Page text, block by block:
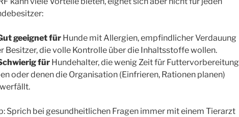
geeignet für Hunde mit Allergien, empfindlicher Verdauung
Besitzer, die volle Kontrolle über die Inhaltsstoffe wollen.
für Hundehalter, die wenig Zeit für Futtervorbereitung
oder denen die Organisation (Einfrieren, Rationen planen)
Sprich bei gesundheitlichen Fragen immer mit einem Tierarzt